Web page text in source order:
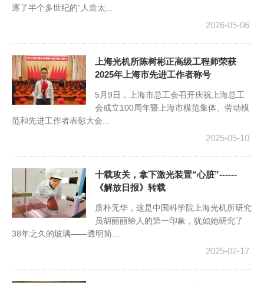
逐了半个多世纪的“人造太...
2026-05-06
上海光机所陈树彬正高级工程师荣获
2025年上海市先进工作者称号
5月9日，上海市总工会召开庆祝上海总工
会成立100周年暨上海市模范集体、劳动模
范和先进工作者表彰大会...
2025-05-10
十载攻关，拿下激光装置“心脏”------
《解放日报》转载
质朴无华，这是中国科学院上海光机所研究
员胡丽丽给人的第一印象，犹如她研究了
38年之久的玻璃——透明简...
2025-02-17